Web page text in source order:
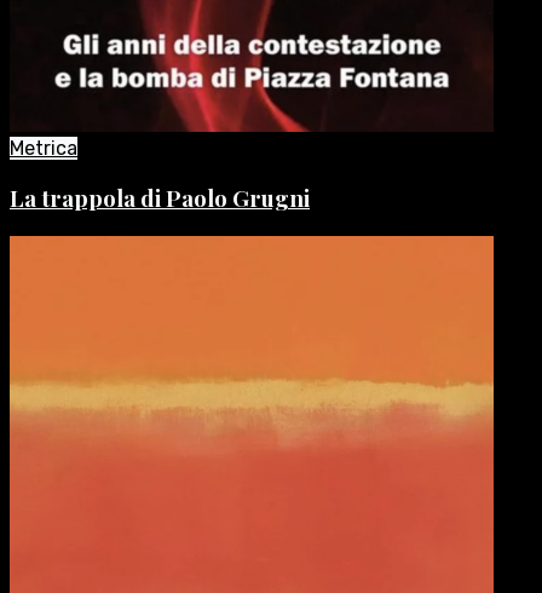
Metrica
La trappola di Paolo Grugni